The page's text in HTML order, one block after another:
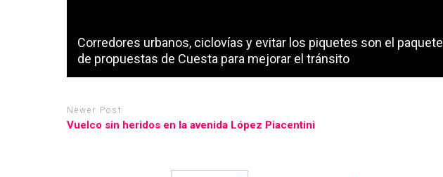
Corredores urbanos, ciclovías y evitar los piquetes son el paquete
de propuestas de Cuesta para mejorar el tránsito
Newer Post
Vuelco sin heridos en la avenida López Piacentini